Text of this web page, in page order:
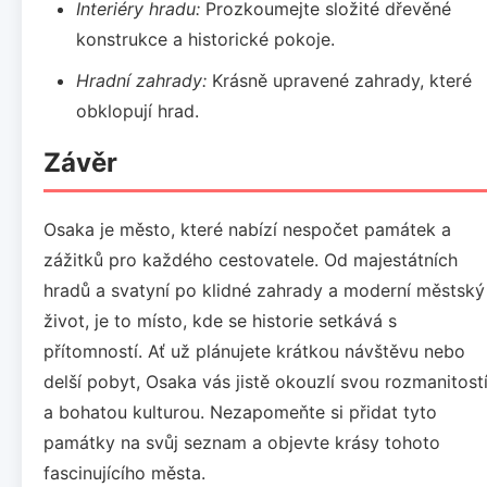
Interiéry hradu: Prozkoumejte složité dřevěné
konstrukce a historické pokoje.
Hradní zahrady: Krásně upravené zahrady, které
obklopují hrad.
Závěr
Osaka je město, které nabízí nespočet památek a
zážitků pro každého cestovatele. Od majestátních
hradů a svatyní po klidné zahrady a moderní městský
život, je to místo, kde se historie setkává s
přítomností. Ať už plánujete krátkou návštěvu nebo
delší pobyt, Osaka vás jistě okouzlí svou rozmanitostí
a bohatou kulturou. Nezapomeňte si přidat tyto
památky na svůj seznam a objevte krásy tohoto
fascinujícího města.